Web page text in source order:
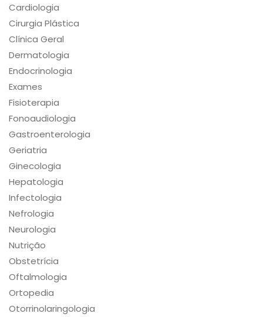
Cardiologia
Cirurgia Plástica
Clínica Geral
Dermatologia
Endocrinologia
Exames
Fisioterapia
Fonoaudiologia
Gastroenterologia
Geriatria
Ginecologia
Hepatologia
Infectologia
Nefrologia
Neurologia
Nutrição
Obstetrícia
Oftalmologia
Ortopedia
Otorrinolaringologia